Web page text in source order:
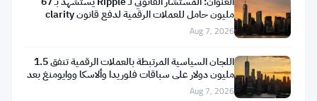
الآن.
اقتراح
ضريبة
مليون حامل للعملات الرقمية لدفع قانون clarity
Aug 7, 2026
اللجان السياسية المرتبطة بالعملات الرقمية تنفق 1.5
مليون دولار على سباقات فلوريدا وألاسكا ووايومنغ بعد
تعثر
Aug 7, 2026